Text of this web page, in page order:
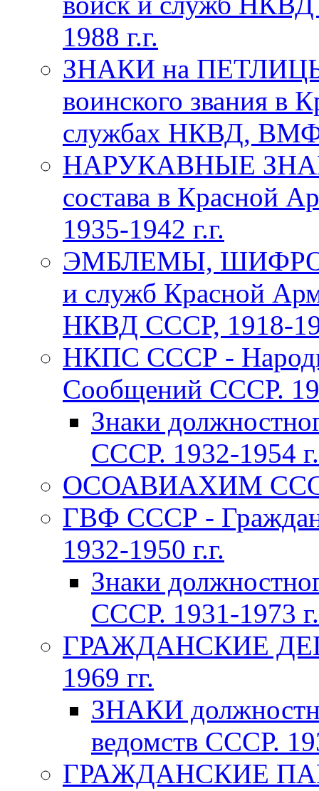
1988 г.г.
ЗНАКИ на
воинского звания в
службах НКВД, ВМФ
НАРУКАВНЫЕ
состава в Красной
1935-1942 г.г.
ЭМБЛЕМЫ,
и служб Красной
НКВД СССР, 1918-
НКПС СССР -
Сообщений СССР.
Знаки
СССР. 1932-1954
ОСОАВИАХИМ СССР
ГВФ СССР -
1932-1950 г.г.
Знаки
СССР. 1931-1973
ГРАЖДАНСКИЕ
1969 гг.
ЗНАКИ
ведомств СССР.
ГРАЖДАНСКИЕ